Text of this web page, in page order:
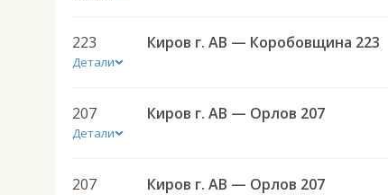
223
Детали
Киров г. АВ — Коробовщина 223
207
Детали
Киров г. АВ — Орлов 207
207 Киров г. АВ — Орлов 207